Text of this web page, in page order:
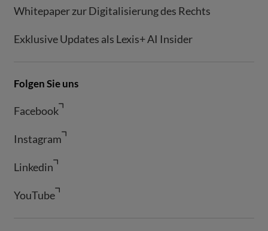
Whitepaper zur Digitalisierung des Rechts
Exklusive Updates als Lexis+ AI Insider
Folgen Sie uns
Facebook
Instagram
Linkedin
YouTube